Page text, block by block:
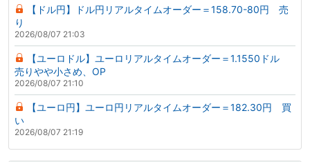
【ドル円】ドル円リアルタイムオーダー＝158.70-80円 売
り
2026/08/07 21:03
【ユーロドル】ユーロリアルタイムオーダー＝1.1550ドル
売りやや小さめ、OP
2026/08/07 21:10
【ユーロ円】ユーロ円リアルタイムオーダー＝182.30円 買
い
2026/08/07 21:19